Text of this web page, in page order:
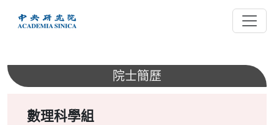
內
院士簡歷
數理科學組